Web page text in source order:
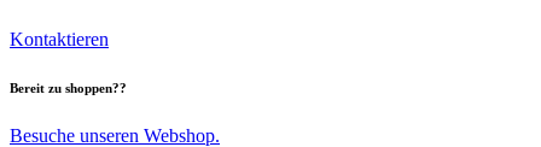
Kontaktieren
Bereit zu shoppen??
Besuche unseren Webshop.